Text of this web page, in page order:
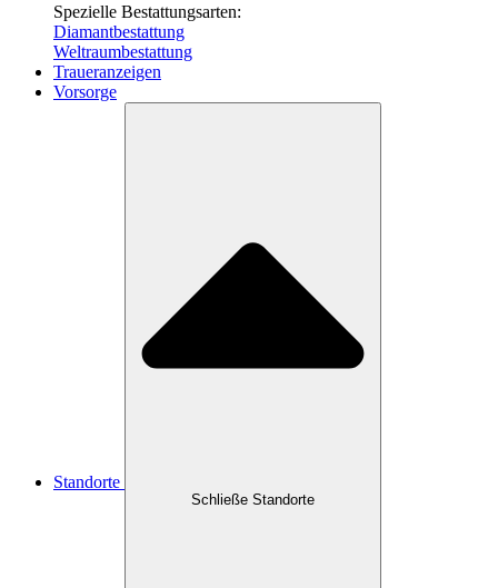
Spezielle Bestattungsarten:
Diamantbestattung
Weltraumbestattung
Traueranzeigen
Vorsorge
Standorte
Schließe Standorte